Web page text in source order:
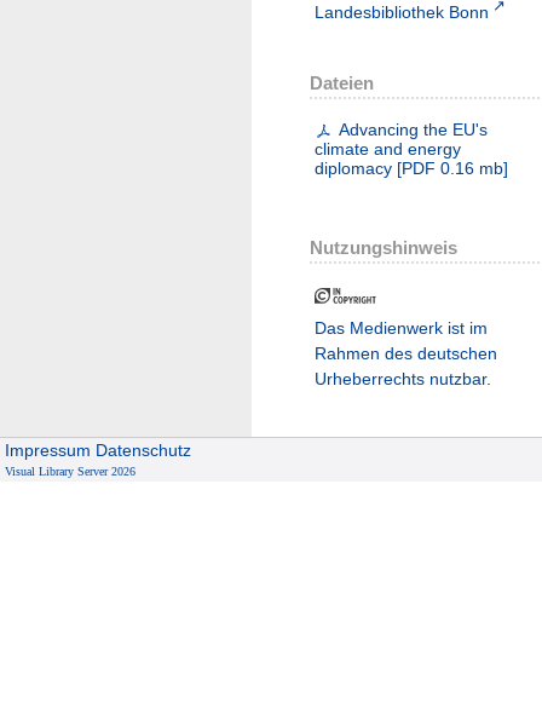
Landesbibliothek Bonn
Dateien
Advancing the EU's
climate and energy
diplomacy [PDF 0.16 mb]
Nutzungshinweis
Das Medienwerk ist im
Rahmen des deutschen
Urheberrechts nutzbar.
Impressum Datenschutz
Visual Library Server 2026